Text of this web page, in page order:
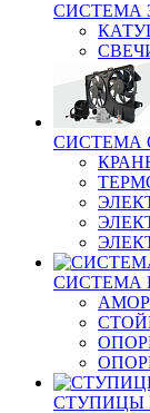
СИСТЕМА
СИСТЕМА
СИСТЕМА
СТУПИЦЫ